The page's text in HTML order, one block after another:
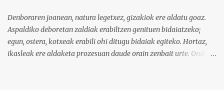
Denboraren joanean, natura legetxez, gizakiok ere aldatu goaz.
Aspaldiko deboretan zaldiak erabiltzen genituen bidaiatzeko;
egun, ostera, kotxeak erabili ohi ditugu bidaiak egiteko. Hortaz,
ikasleak ere aldaketa prozesuan daude orain zenbait urte. Ondoko